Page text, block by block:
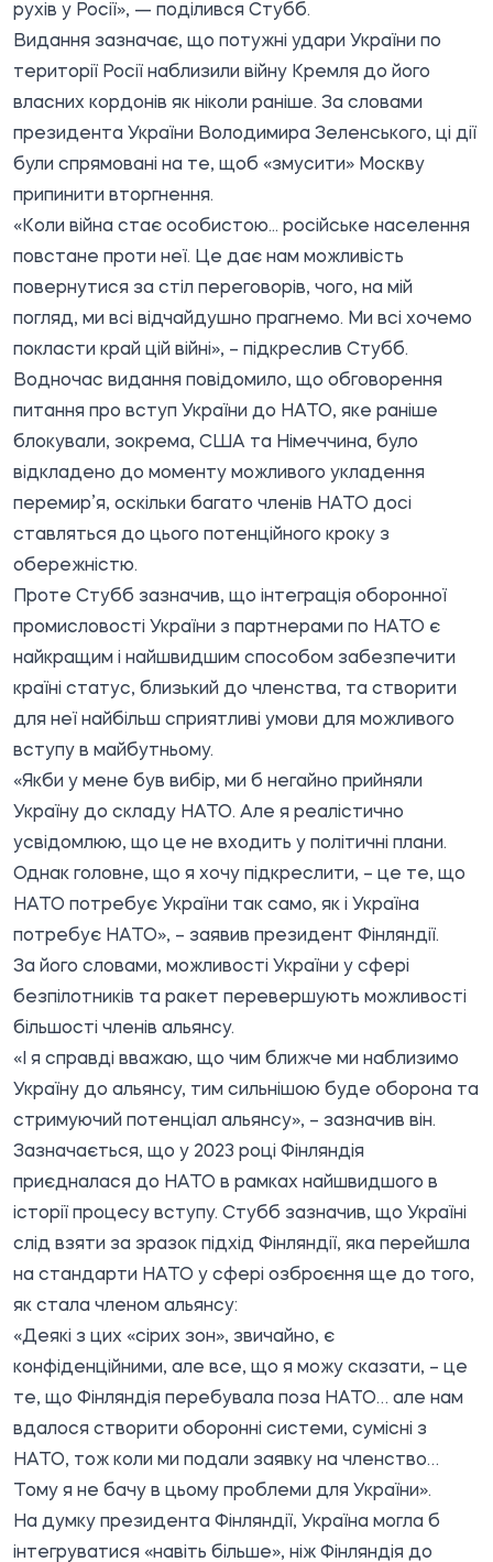
рухів у Росії», — поділився Стубб.
Видання зазначає, що потужні удари України по
території Росії наблизили війну Кремля до його
власних кордонів як ніколи раніше. За словами
президента України Володимира Зеленського, ці дії
були спрямовані на те, щоб «змусити» Москву
припинити вторгнення.
«Коли війна стає особистою... російське населення
повстане проти неї. Це дає нам можливість
повернутися за стіл переговорів, чого, на мій
погляд, ми всі відчайдушно прагнемо. Ми всі хочемо
покласти край цій війні», – підкреслив Стубб.
Водночас видання повідомило, що обговорення
питання про вступ України до НАТО, яке раніше
блокували, зокрема, США та Німеччина, було
відкладено до моменту можливого укладення
перемир’я, оскільки багато членів НАТО досі
ставляться до цього потенційного кроку з
обережністю.
Проте Стубб зазначив, що інтеграція оборонної
промисловості України з партнерами по НАТО є
найкращим і найшвидшим способом забезпечити
країні статус, близький до членства, та створити
для неї найбільш сприятливі умови для можливого
вступу в майбутньому.
«Якби у мене був вибір, ми б негайно прийняли
Україну до складу НАТО. Але я реалістично
усвідомлюю, що це не входить у політичні плани.
Однак головне, що я хочу підкреслити, – це те, що
НАТО потребує України так само, як і Україна
потребує НАТО», – заявив президент Фінляндії.
За його словами, можливості України у сфері
безпілотників та ракет перевершують можливості
більшості членів альянсу.
«І я справді вважаю, що чим ближче ми наблизимо
Україну до альянсу, тим сильнішою буде оборона та
стримуючий потенціал альянсу», – зазначив він.
Зазначається, що у 2023 році Фінляндія
приєдналася до НАТО в рамках найшвидшого в
історії процесу вступу. Стубб зазначив, що Україні
слід взяти за зразок підхід Фінляндії, яка перейшла
на стандарти НАТО у сфері озброєння ще до того,
як стала членом альянсу:
«Деякі з цих «сірих зон», звичайно, є
конфіденційними, але все, що я можу сказати, – це
те, що Фінляндія перебувала поза НАТО… але нам
вдалося створити оборонні системи, сумісні з
НАТО, тож коли ми подали заявку на членство…
Тому я не бачу в цьому проблеми для України».
На думку президента Фінляндії, Україна могла б
інтегруватися «навіть більше», ніж Фінляндія до